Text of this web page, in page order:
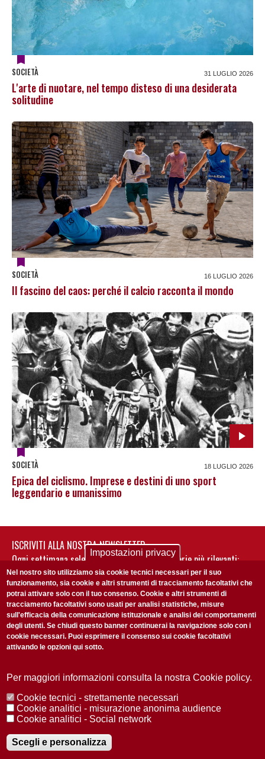
SOCIETÀ 31 LUGLIO 2026
L'arte di nuotare, nel tempo disteso di una desiderata
solitudine
SOCIETÀ 16 LUGLIO 2026
Il fascino del caos: perché il calcio racconta il mondo
SOCIETÀ 18 LUGLIO 2026
Epica del ciclismo. Imprese e destini di uno sport
leggendario e umanissimo
ISCRIVITI ALLA NOSTRA NEWSLETTER
Ogni settimana selezioniamo per te nostre storie più rilevanti:
non perderti gli aggiornamenti della nostra newsletter
Accetto laPrivacy Policy
Redazione Copyright Privacy
Area stampa
© 2025 Università di Padova
Registrazione presso il Tribunale di Padova n. 2097/2012 del 18 giugno
2012
Impostazioni privacy
Nel nostro sito utilizziamo sia cookie tecnici necessari per il suo
funzionamento, sia cookie e altri strumenti di tracciamento facoltativi che
potrai attivare solo con il tuo consenso. Cookie e altri strumenti di
tracciamento facoltativi sono usati per analisi statistiche, misure
sull'efficacia della comunicazione istituzionale e analisi dei comportamenti
degli utenti. Se chiudi questo banner continuerai la navigazione solo con i
cookie necessari. Puoi esprimere il consenso sui cookie facoltativi
attivando le opzioni qui sotto.
Per maggiori informazioni consulta la nostra Cookie policy.
Cookie tecnici - strettamente necessari
Cookie analitici - misurazione anonima audience
Cookie analitici - Social network
Scegli e personalizza